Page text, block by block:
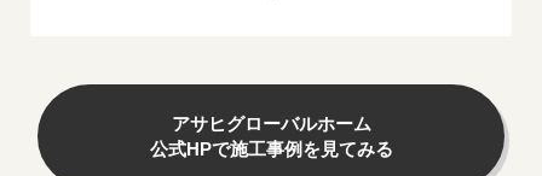
アサヒグローバルホーム
公式HPで施工事例を見てみる